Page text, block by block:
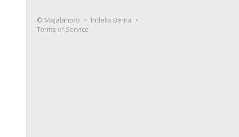
© Majalahpro
Indeks Berita
Terms of Service